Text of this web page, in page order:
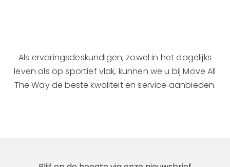
Als ervaringsdeskundigen, zowel in het dagelijks
leven als op sportief vlak, kunnen we u bij Move All
The Way de beste kwaliteit en service aanbieden.